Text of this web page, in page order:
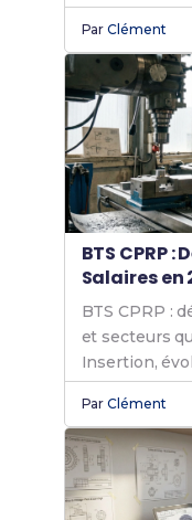
nos conseils
ParClément
BTS CPRP
Salaires en
BTS CPRP :
et secteurs
Insertion,
poursuites
savoir !
ParClément